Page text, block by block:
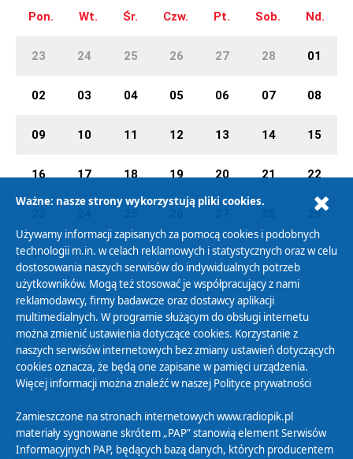
Pon. Wt. Śr. Czw. Pt. Sob. Nd.
23 24 25 26 27 28 01
02 03 04 05 06 07 08
09 10 11 12 13 14 15
16 17 18 19 20 21 22
29
30 31 01 02 03 04 05
Polityka Prywatności
Zasady korzystania z Serwisu
Organizacje Pożytku Publicznego
Cyfryzacja DAB+
Polityka ochrony danych osobowych
Ważne: nasze strony wykorzystują pliki cookies.
Używamy informacji zapisanych za pomocą cookies i podobnych
technologii m.in. w celach reklamowych i statystycznych oraz w celu
dostosowania naszych serwisów do indywidualnych potrzeb
użytkowników. Mogą też stosować je współpracujący z nami
reklamodawcy, firmy badawcze oraz dostawcy aplikacji
multimedialnych. W programie służącym do obsługi internetu
można zmienić ustawienia dotyczące cookies. Korzystanie z
naszych serwisów internetowych bez zmiany ustawień dotyczących
cookies oznacza, że będą one zapisane w pamięci urządzenia.
Więcej informacji można znaleźć w naszej Polityce prywatności
Zamieszczone na stronach internetowych www.radiopik.pl
materiały sygnowane skrótem „PAP” stanowią element Serwisów
Informacyjnych PAP, będących bazą danych, których producentem